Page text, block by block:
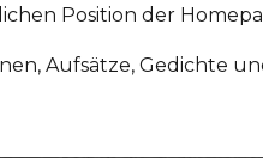
Position der
Aufsätze, Gedichte